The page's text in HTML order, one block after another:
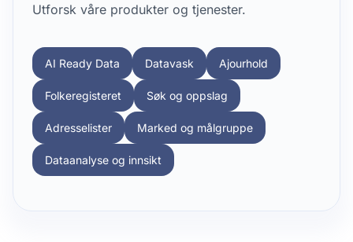
Utforsk våre produkter og tjenester.
AI Ready Data Datavask Ajourhold
Folkeregisteret Søk og oppslag
Adresselister Marked og målgruppe
Dataanalyse og innsikt